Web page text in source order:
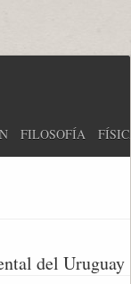
FILOSOFÍA
del Uruguay